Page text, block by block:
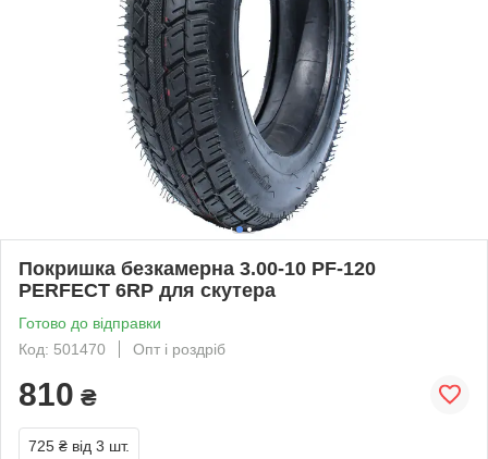
Покришка безкамерна 3.00-10 PF-120
PERFECT 6RP для скутера
Готово до відправки
Код: 501470
Опт і роздріб
810 ₴
725 ₴ від 3 шт.